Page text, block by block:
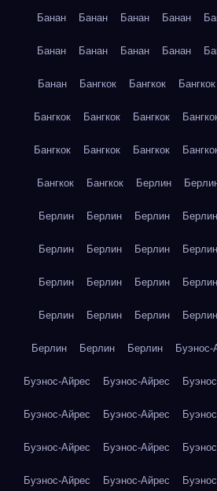
Банан Банан Банан Банан
Банан Банан Банан Банан
Банан Бангкок Бангкок Бангкок
Бангкок Бангкок Бангкок
Бангкок Бангкок Бангкок
Бангкок Бангкок Берлин
Берлин Берлин Берлин Берлин
Берлин Берлин Берлин Берлин
Берлин Берлин Берлин Берлин
Берлин Берлин Берлин Берлин
Берлин Берлин Берлин Буэнос-
Буэнос-Айрес Буэнос-Айрес
Буэнос-Айрес Буэнос-Айрес
Буэнос-Айрес Буэнос-Айрес
Буэнос-Айрес Буэнос-Айрес